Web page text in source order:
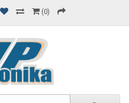
(0)